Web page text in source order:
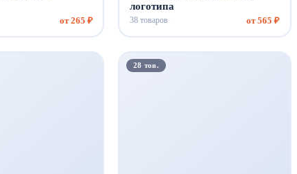
от 265 ₽
логотипа
38 товаров· от 565 ₽
28 тов.